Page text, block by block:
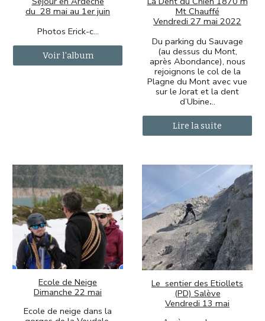
du 28 mai au 1er juin
Photos Erick-c...
Voir l'album
Mt Chauffé
Vendredi 27 mai 2022
Du parking du Sauvage
(au dessus du Mont,
après Abondance), nous
rejoignons le col de la
Plagne du Mont avec vue
sur le Jorat et la dent
d’Ubine...
Lire la suite
Ecole de Neige
Dimanche 22 mai
Ecole de neige dans la
Le sentier des Etiollets
(PD) Salève
Vendredi 13 mai